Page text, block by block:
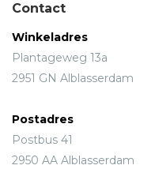
Contact
Winkeladres
Plantageweg 13a
2951 GN Alblasserdam
Postadres
Postbus 41
2950 AA Alblasserdam